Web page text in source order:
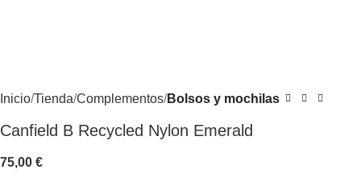
Inicio Tienda Complementos Bolsos y mochilas
Canfield B Recycled Nylon Emerald
75,00 €